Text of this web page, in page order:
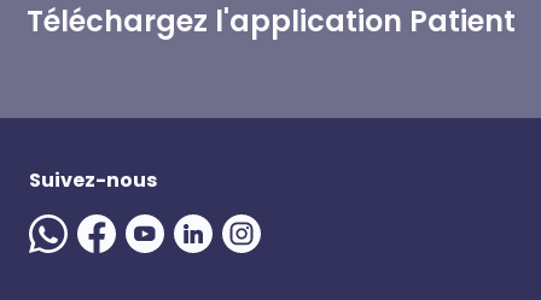
Téléchargez l'application Patient
Suivez-nous